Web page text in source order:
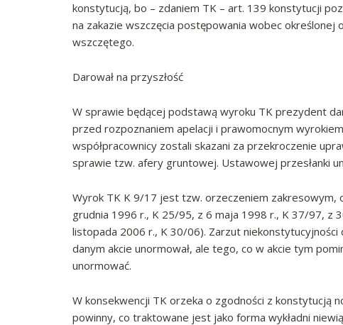
konstytucją, bo – zdaniem TK – art. 139 konstytucji
na zakazie wszczęcia postępowania wobec
wszczętego.
Darował na przyszłość
W sprawie będącej podstawą wyroku TK prezydent
przed rozpoznaniem apelacji i prawomocnym
współpracownicy zostali skazani za przekroczenie
sprawie tzw. afery gruntowej. Ustawowej przesłanki
Wyrok TK K 9/17 jest tzw. orzeczeniem zakresowym,
grudnia 1996 r., K 25/95, z 6 maja 1998 r., K 37/97, z
listopada 2006 r., K 30/06). Zarzut
danym akcie unormował, ale tego, co w akcie tym
unormować.
W konsekwencji TK orzeka o zgodności z konstytucją
powinny, co traktowane jest jako forma wykładni